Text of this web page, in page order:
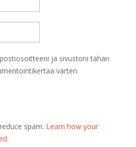
ja sivustoni tähän
varten.
spam. Learn how your